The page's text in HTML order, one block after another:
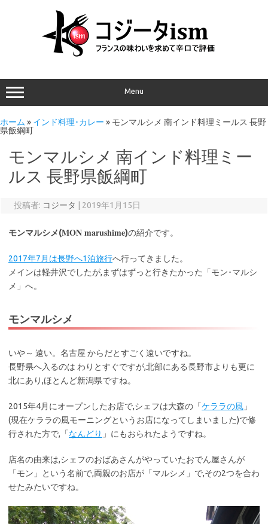
Menu
ホーム » インド料理･カレー » モンマルシメ 南インド料理ミールス 長野
県飯綱町
モンマルシメ 南インド料理ミー
ルス 長野県飯綱町
投稿者: コジータ 2019年1月15日
モンマルシメ(MON marushime)の紹介です。
2017年7月は長野へ1泊旅行へ行ってきました。
メインは軽井沢でしたが,まずはずっと行きたかった「モン･マルシ
メ」へ。
モンマルシメ
いや～ 遠い。名古屋 からだとすごく遠いですね。
長野県へ入るのは わりとすぐですが,北部にある長野市よりも更に
北にあり,ほとんど新潟県ですね。
2015年4月にオープンしたお店で,シェフは大森の「ケララの風 」
(現在ケララの風モーニングというお店になってしまいました)で修
行された方で,「なんどり 」にもおられたようですね。
店名の由来は,シェフのおばあさんがやっていたおでん屋さんが
「モン」という名前で,両親のお店が「マルシメ」で,その2つを合わ
せたみたいですね。